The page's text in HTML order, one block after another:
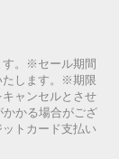
す。※セール期間
たします。※期限
ャンセルとさせ
かる場合がござ
トカード支払い